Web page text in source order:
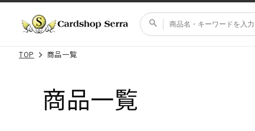
ンツに
進む
TOP 商品一覧
商品一覧